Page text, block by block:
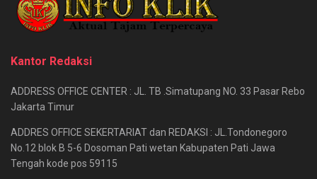
Kantor Redaksi
ADDRESS OFFICE CENTER : JL. TB .Simatupang NO. 33 Pasar Rebo
Jakarta Timur
ADDRES OFFICE SEKERTARIAT dan REDAKSI : JL.Tondonegoro
No.12 blok B 5-6 Dosoman Pati wetan Kabupaten Pati Jawa
Tengah kode pos 59115